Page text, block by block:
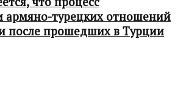
армяно-турецких отношений
после прошедших в Турции